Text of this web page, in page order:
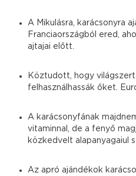
A Mikulásra, karácsonyra
Franciaországból ered,
ajtajai előtt.
Köztudott, hogy
felhasználhassák őket.
A karácsonyfának
vitaminnal, de a fenyő
közkedvelt alapanyagaiul
Az apró ajándékok